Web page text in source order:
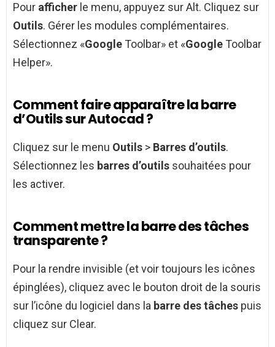
Pour afficher le menu, appuyez sur Alt. Cliquez sur
Outils. Gérer les modules complémentaires.
Sélectionnez «Google Toolbar» et «Google Toolbar
Helper».
Comment faire apparaître la barre
d’Outils sur Autocad ?
Cliquez sur le menu Outils > Barres d’outils.
Sélectionnez les barres d’outils souhaitées pour
les activer.
Comment mettre la barre des tâches
transparente ?
Pour la rendre invisible (et voir toujours les icônes
épinglées), cliquez avec le bouton droit de la souris
sur l’icône du logiciel dans la barre des tâches puis
cliquez sur Clear.